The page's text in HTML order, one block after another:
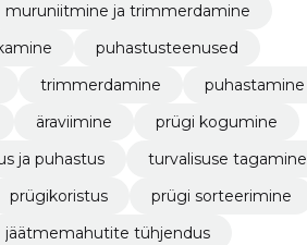
muruniitmine ja trimmerdamine
puhastusteenused
trimmerdamine
puhastamine
äraviimine
prügi kogumine
ja puhastus
turvalisuse tagamine
prügikoristus
prügi sorteerimine
jäätmemahutite tühjendus